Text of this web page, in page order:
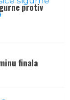
protiv
finala